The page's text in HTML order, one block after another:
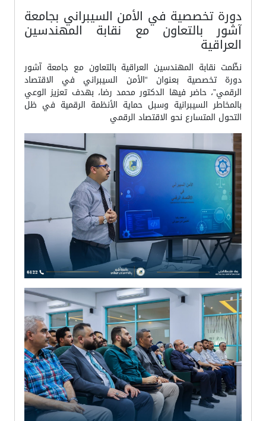
دورة تخصصية في الأمن السيبراني بجامعة
آشور بالتعاون مع نقابة المهندسين
العراقية
نظّمت نقابة المهندسين العراقية بالتعاون مع جامعة آشور
دورة تخصصية بعنوان “الأمن السيبراني في الاقتصاد
الرقمي”، حاضر فيها الدكتور محمد رضا، بهدف تعزيز الوعي
بالمخاطر السيبرانية وسبل حماية الأنظمة الرقمية في ظل
التحول المتسارع نحو الاقتصاد الرقمي